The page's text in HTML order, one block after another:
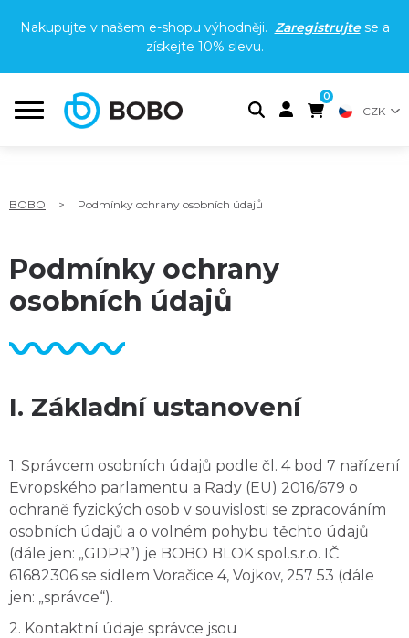
Nakupujte v našem e-shopu výhodněji. Zaregistrujtese a
získejte 10% slevu.
0
CZK
BOBO > Podmínky ochrany osobních údajů
Podmínky ochrany
osobních údajů
I. Základní ustanovení
1. Správcem osobních údajů podle čl. 4 bod 7 nařízení
Evropského parlamentu a Rady (EU) 2016/679 o
ochraně fyzických osob v souvislosti se zpracováním
osobních údajů a o volném pohybu těchto údajů
(dále jen: „GDPR”) je BOBO BLOK spol.s.r.o. IČ
61682306 se sídlem Voračice 4, Vojkov, 257 53 (dále
jen: „správce“).
2. Kontaktní údaje správce jsou